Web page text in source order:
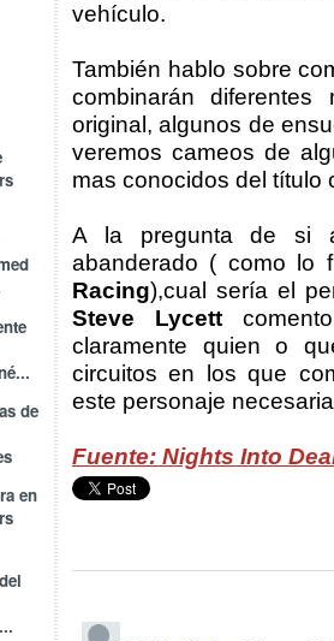
de
en
vehículo.
También hablo sobre
combinarán
original, algunos de
veremos cameos de
mas conocidos del título
A la pregunta de si
abanderado ( como lo
Racing),cual sería el
Steve Lycett
claramente quien o
circuitos en los que
este personaje
Fuente: Nights Into